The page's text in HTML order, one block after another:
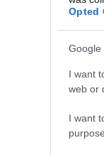
Opted
Google
I want
web or
I want
παραβάσεις (
στο
των εναέριων
για τυχόν ευθύνες
Αθηνών εξέδωσε
αναφορές